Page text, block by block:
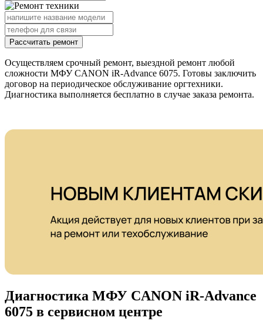
Рассчитать ремонт
Осуществляем срочный ремонт, выездной ремонт любой
сложности МФУ CANON iR-Advance 6075. Готовы заключить
договор на периодическое обслуживание оргтехники.
Диагностика выполняется бесплатно в случае заказа ремонта.
Диагностика МФУ CANON iR-Advance
6075 в сервисном центре